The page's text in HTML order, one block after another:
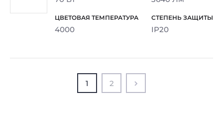
4000 IP20
1 2